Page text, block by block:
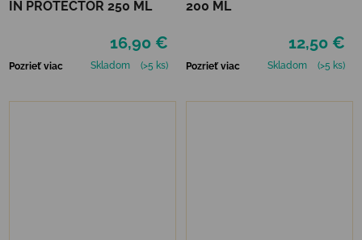
IN PROTECTOR 250 ML
16,90 €
Pozrieť viac Skladom (>5 ks)
200 ML
12,50 €
Pozrieť viac Skladom (>5 ks)